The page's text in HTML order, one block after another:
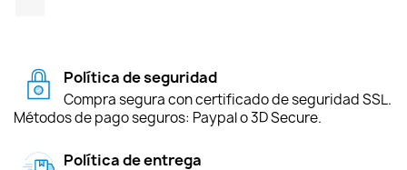
Política de seguridad
Compra segura con certificado de seguridad SSL.
Métodos de pago seguros: Paypal o 3D Secure.
Política de entrega